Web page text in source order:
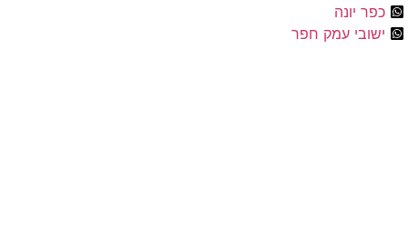
יונה
עמק חפר